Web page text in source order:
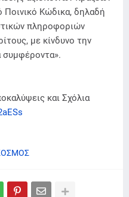
Κώδικα, δηλαδή
πληροφοριών
με κίνδυνο την
συμφέροντα».
και Σχόλια